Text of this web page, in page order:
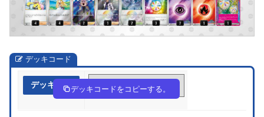
デッキコード
デッキ作成 MXMpyp-CYuexy-MRMyME
デッキコードをコピーする。